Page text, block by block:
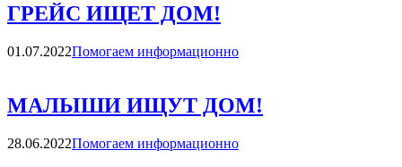
ГРЕЙС ИЩЕТ ДОМ!
01.07.2022Категории
Помогаем информационно
МАЛЫШИ ИЩУТ ДОМ!
28.06.2022Категории
Помогаем информационно